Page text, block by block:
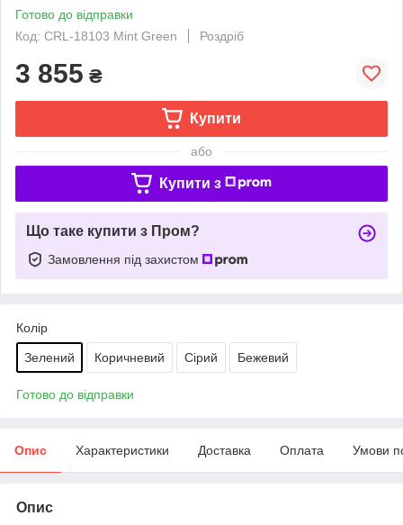
Готово до відправки
Код: CRL-18103 Mint Green
Роздріб
3 855 ₴
Купити
або
Купити з
Що таке купити з Пром?
Замовлення під захистом
Колір
Зелений Коричневий Сірий Бежевий
Готово до відправки
Опис Характеристики Доставка Оплата Умови
Опис